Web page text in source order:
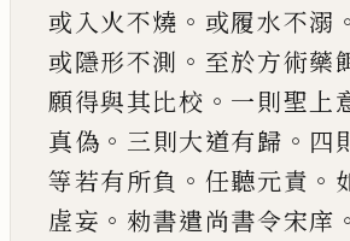
或入火不燒 。 或履水不溺 。
或隱形不測 。 至於方術藥
願得與其比校 。 一則聖上
真偽 。 三則大道有歸 。 四
等若有所負 。 任聽元責 。
虗妄 。 勑書遣尚書令宋庠 。